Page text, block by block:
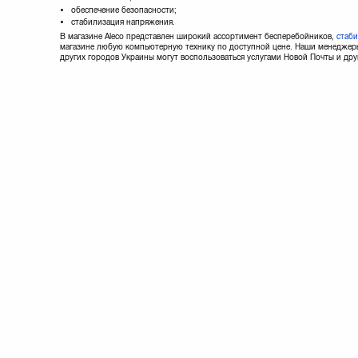
обеспечение безопасности;
стабилизация напряжения.
В магазине Aleco представлен широкий ассортимент бесперебойников,
магазине любую компьютерную технику по доступной цене. Наши
других городов Украины могут воспользоваться услугами Новой Почты и